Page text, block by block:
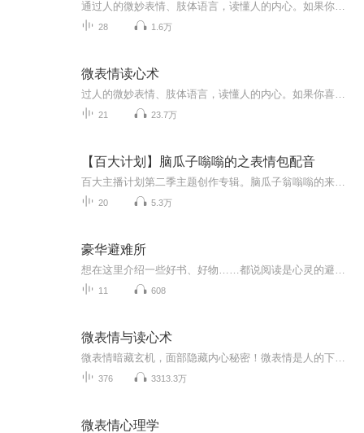
28 1.6万
微表情读心术
21 23.7万
【百大计划】脑瓜子嗡嗡的之表情包配音
20 5.3万
豪华避难所
11 608
微表情与读心术
376 3313.3万
微表情心理学